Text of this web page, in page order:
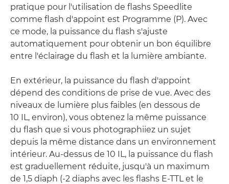
pratique pour l'utilisation de flashs Speedlite
comme flash d'appoint est Programme (P). Avec
ce mode, la puissance du flash s'ajuste
automatiquement pour obtenir un bon équilibre
entre l'éclairage du flash et la lumière ambiante.
En extérieur, la puissance du flash d'appoint
dépend des conditions de prise de vue. Avec des
niveaux de lumière plus faibles (en dessous de
10 IL, environ), vous obtenez la même puissance
du flash que si vous photographiiez un sujet
depuis la même distance dans un environnement
intérieur. Au-dessus de 10 IL, la puissance du flash
est graduellement réduite, jusqu'à un maximum
de 1,5 diaph (-2 diaphs avec les flashs E-TTL et le